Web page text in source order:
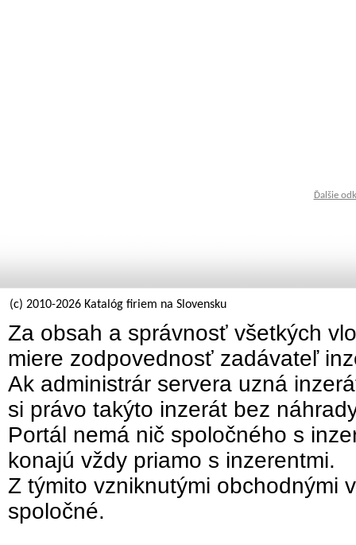
Ďalšie
(c) 2010-2026 Katalóg firiem na Slovensku
Za obsah a správnosť všetkých
miere zodpovednosť zadávateľ
Ak administrár servera uzná
si právo takýto inzerát bez
Portál nemá nič spoločného s
konajú vždy priamo s inzerentmi.
Z týmito vzniknutými obchodnými
spoločné.